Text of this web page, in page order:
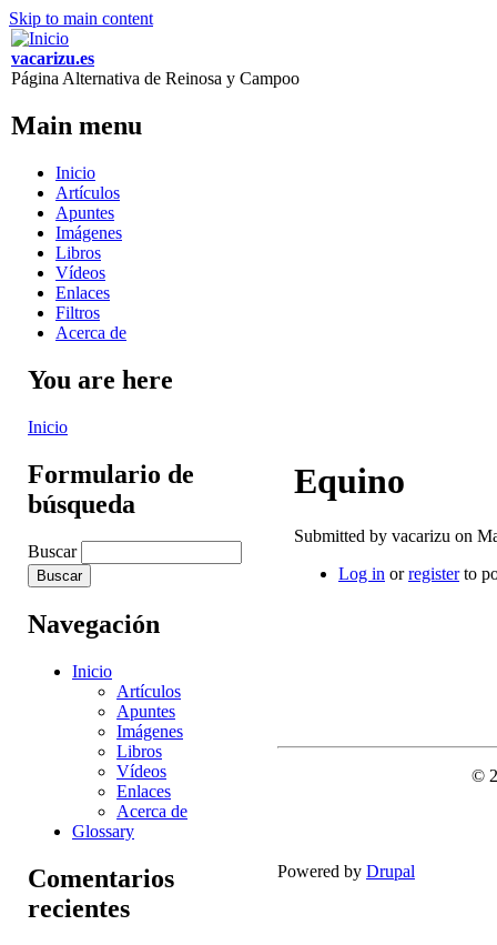
Skip to main content
vacarizu.es
Página Alternativa de Reinosa y Campoo
Main menu
Inicio
Artículos
Apuntes
Imágenes
Libros
Vídeos
Enlaces
Filtros
Acerca de
You are here
Inicio
Formulario de
búsqueda
Buscar
Navegación
Inicio
Artículos
Apuntes
Imágenes
Libros
Vídeos
Enlaces
Acerca de
Glossary
Comentarios
recientes
Equino
Submitted by vacarizu on
Log in orregisterto
©
Powered by Drupal